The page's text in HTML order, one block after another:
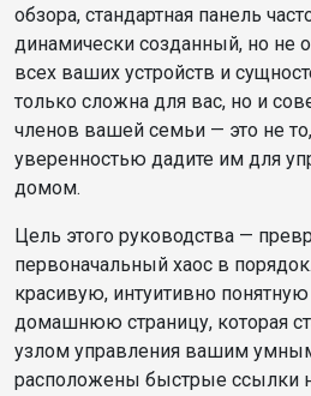
обзора, стандартная панель
динамически созданный, но не
всех ваших устройств и
только сложна для вас, но и
членов вашей семьи — это не
уверенностью дадите им для
домом.
Цель этого руководства —
первоначальный хаос в
красивую, интуитивно
домашнюю страницу, которая
узлом управления вашим
расположены быстрые ссылки